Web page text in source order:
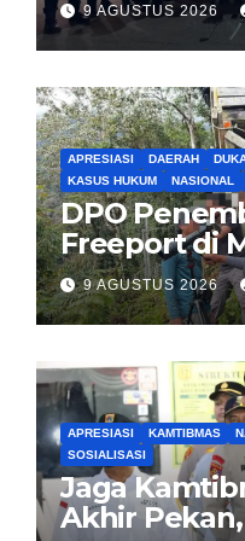
9 AGUSTUS 2026
APRESIASI DAERAH
KASUS HUKUM
NASIONAL
DPO
Freeport di
Satgas
9 AGUSTUS 2026
APRESIASI KAMTIBMAS
SOSIALISASI
Jaga
Akhir